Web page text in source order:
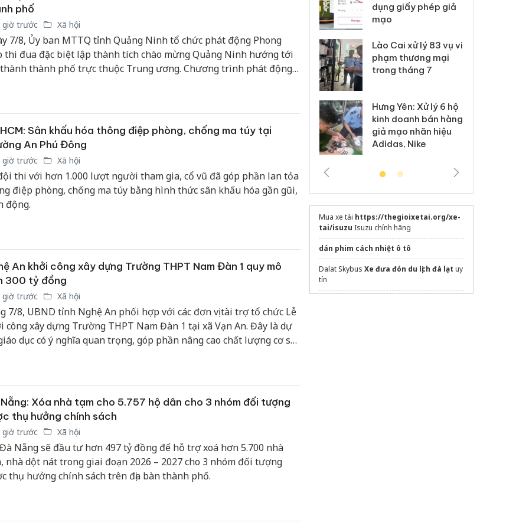
phố
giờ trước Xã hội
7/8, Ủy ban MTTQ tỉnh Quảng Ninh tổ chức phát động Phong
thi đua đặc biệt lập thành tích chào mừng Quảng Ninh hướng tới
thành phố trực thuộc Trung ương. Chương trình phát động
Sân khấu hóa thông điệp phòng, chống ma túy tại
An Phú Đông
giờ trước Xã hội
thi với hơn 1.000 lượt người tham gia, cổ vũ đã góp phần lan tỏa
điệp phòng, chống ma túy bằng hình thức sân khấu hóa gần gũi,
động.
An khởi công xây dựng Trường THPT Nam Đàn 1 quy mô
300 tỷ đồng
giờ trước Xã hội
7/8, UBND tỉnh Nghệ An phối hợp với các đơn vị tài trợ tổ chức Lễ
công xây dựng Trường THPT Nam Đàn 1 tại xã Vạn An. Đây là dự
dục có ý nghĩa quan trọng, góp phần nâng cao chất lượng cơ sở
Chủ tịch Hồ Chí Minh.
Xóa nhà tạm cho 5.757 hộ dân cho 3 nhóm đối tượng
thụ hưởng chính sách
giờ trước Xã hội
Đà Nẵng sẽ đầu tư hơn 497 tỷ đồng để hỗ trợ xoá hơn 5.700 nhà
nhà dột nát trong giai đoạn 2026 – 2027 cho 3 nhóm đối tượng
thụ hưởng chính sách trên địa bàn thành phố.
Công an Thanh Hóa
tìm bị hại trong vụ
án sản xuất, buôn
bán bình sữa
dụng giấy phép giả
mạo
Lào Cai xử lý 83 vụ vi
phạm thương mại
trong tháng 7
Hưng Yên: Xử lý 6 hộ
kinh doanh bán hàng
giả mạo nhãn hiệu
Adidas, Nike
Mua xe tải https://thegioixetai.org/xe-
tai/isuzu Isuzu chính hãng
dán phim cách nhiệt ô tô
Dalat Skybus Xe đưa đón du lịch đà lạt uy
tín